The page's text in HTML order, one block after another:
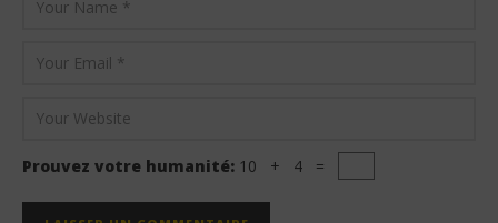
Prouvez votre humanité: 10 + 4 =